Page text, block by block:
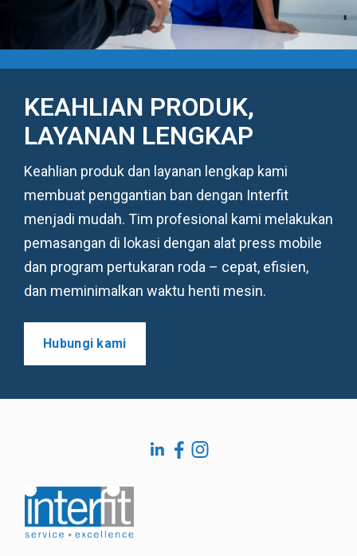
KEAHLIAN PRODUK,
LAYANAN LENGKAP
Keahlian produk dan layanan lengkap kami
membuat penggantian ban dengan Interfit
menjadi mudah. Tim profesional kami melakukan
pemasangan di lokasi dengan alat press mobile
dan program pertukaran roda – cepat, efisien,
dan meminimalkan waktu henti mesin.
Hubungi kami